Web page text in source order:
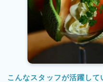
を通じて、お客様の記憶に残
しています。
こんなスタッフが活躍して